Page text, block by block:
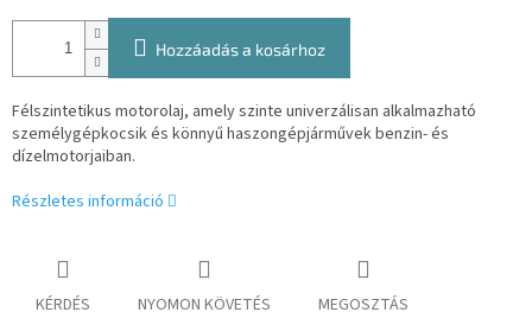
Hozzáadás a kosárhoz
Félszintetikus motorolaj, amely szinte univerzálisan alkalmazható
személygépkocsik és könnyű haszongépjárművek benzin- és
dízelmotorjaiban.
Részletes információ
KÉRDÉS NYOMON KÖVETÉS MEGOSZTÁS